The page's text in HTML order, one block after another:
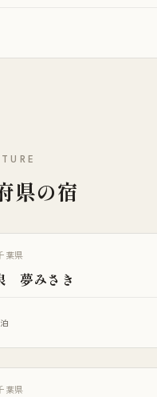
県の宿
葉県
夢みさき
葉県